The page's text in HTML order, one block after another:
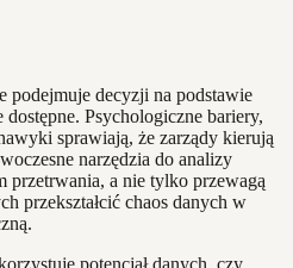
podejmuje decyzji na podstawie
Psychologiczne bariery,
sprawiają, że zarządy kierują
narzędzia do analizy
przetrwania, a nie tylko przewagą
przekształcić chaos danych w
potencjał danych, czy